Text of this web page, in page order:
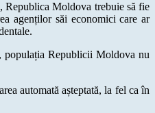
Republica Moldova trebuie să fie
agenților săi economici care ar
populația Republicii Moldova nu
automată așteptată, la fel ca în